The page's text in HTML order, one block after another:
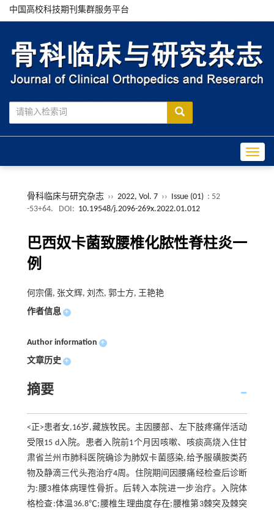
中国高校科技期刊集群服务平台
骨科临床与研究杂志 ›› 2022, Vol. 7 ›› Issue (01) : 52
-53+64.
DOI: 10.19548/j.2096-269x.2022.01.012
巴西奴卡菌致腰椎化脓性脊柱炎一
例
何宗儒, 张文辉, 刘杰, 郭士方, 王艳艳
作者信息 +
Author information +
文章历史 +
摘要
<正>患者女,16岁,藏族牧民。主因腰部、左下肢疼痛伴活动
受限15 d入院。患者入院前1个月因咳嗽、咳痰高烧入住甘
肃省兰州市肺科医院确诊为肺奴卡菌感染,给予服磺胺类药
物及静滴三代头孢治疗4周。住院期间因腰痛经检查后诊断
为:腰3椎体病理性骨折。后转入本院进一步治疗。入院体
格检查:体温36.8℃;腰椎生理曲度存在;腰椎第3棘突及棘突